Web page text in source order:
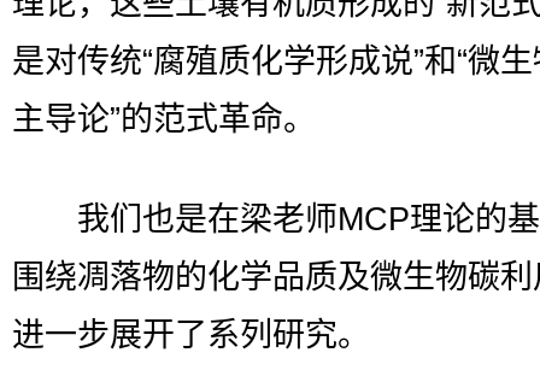
是对传统“腐殖质化学形成说”和“微
主导论”的范式革命。
我们也是在梁老师MCP理论的
围绕凋落物的化学品质及微生物碳
进一步展开了系列研究。